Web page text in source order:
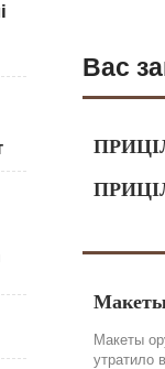
Вас
Макеты
Макеты
утратило